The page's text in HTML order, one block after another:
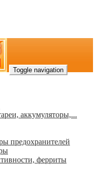
Toggle navigation
аккумуляторы,...
предохранителей
ферриты